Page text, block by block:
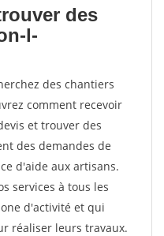
des
l-
des chantiers
comment recevoir
et trouver des
des demandes de
d'aide aux artisans.
services à tous les
d'activité et qui
réaliser leurs travaux.